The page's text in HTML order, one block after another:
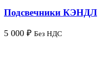
Подсвечники КЭНДЛ
5 000 ₽ Без НДС